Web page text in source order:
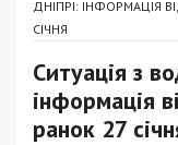
ДНІПРІ: ІНФОРМАЦІЯ
СІЧНЯ
Ситуація з
інформація
ранок 27